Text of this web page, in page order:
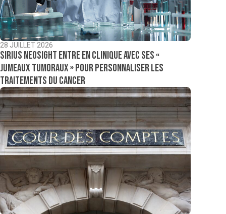
28 JUILLET 2026
Sirius NeoSight entre en clinique avec ses «
jumeaux tumoraux » pour personnaliser les
traitements du cancer